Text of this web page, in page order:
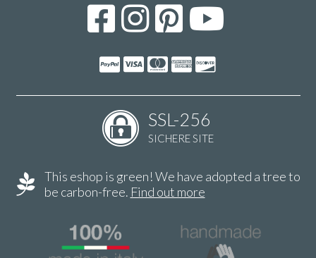
SSL-256
SICHERE SITE
This eshop is green! We have adopted a tree to
be carbon-free. Find out more